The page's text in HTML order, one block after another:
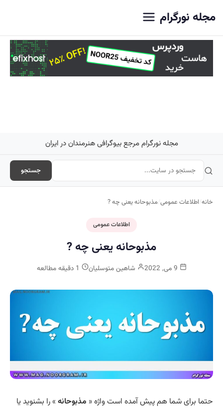
مجله نورگرام
مجله نورگرام مرجع بیوگرافی هنرمندان در ایران
جستجو
خانه/اطلاعات عمومی/مذبوحانه یعنی چه ?
اطلاعات عمومی
مذبوحانه یعنی چه ?
شاهین متوسلیان
حتما برای شما هم پیش آمده است واژه « مذبوحانه » را بشنوید یا